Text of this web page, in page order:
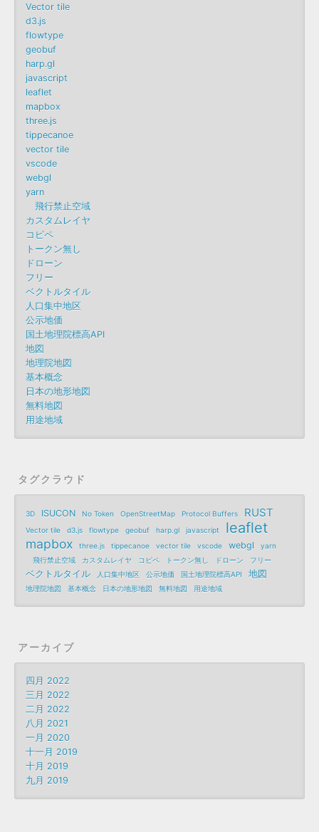
Vector tile
d3.js
flowtype
geobuf
harp.gl
javascript
leaflet
mapbox
three.js
tippecanoe
vector tile
vscode
webgl
yarn
飛行禁止空域
カスタムレイヤ
コピペ
トークン無し
ドローン
フリー
ベクトルタイル
人口集中地区
公示地価
国土地理院標高API
地図
地理院地図
基本概念
日本の地形地図
無料地図
用途地域
タグクラウド
3D ISUCON No Token OpenStreetMap Protocol Buffers RUST
Vector tile d3.js flowtype geobuf harp.gl javascript leaflet
mapbox three.js tippecanoe vector tile vscode webgl
yarn
飛行禁止空域
カスタムレイヤ コピペ トークン無し ドローン フリー
ベクトルタイル 人口集中地区 公示地価 国土地理院標高API 地図
地理院地図 基本概念 日本の地形地図 無料地図 用途地域
アーカイブ
四月 2022
三月 2022
二月 2022
八月 2021
一月 2020
十一月 2019
十月 2019
九月 2019